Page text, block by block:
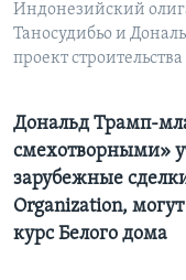
Языки
Индонезийский
Таносудибьо и
проект
Дональд Трамп-
смехотворными»
зарубежные
Organization,
курс Белого дома